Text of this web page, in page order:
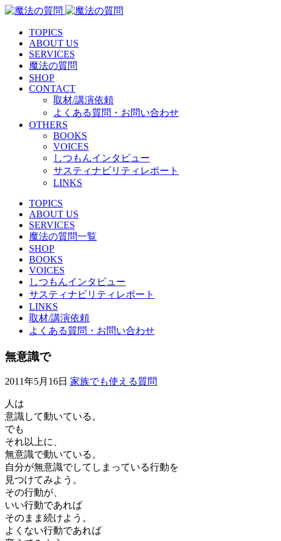
TOPICS
ABOUT US
SERVICES
魔法の質問
SHOP
CONTACT
取材/講演依頼
よくある質問・お問い合わせ
OTHERS
BOOKS
VOICES
しつもんインタビュー
サスティナビリティレポート
LINKS
TOPICS
ABOUT US
SERVICES
魔法の質問一覧
SHOP
BOOKS
VOICES
しつもんインタビュー
サスティナビリティレポート
LINKS
取材/講演依頼
よくある質問・お問い合わせ
無意識で
2011年5月16日 家族でも使える質問
人は
意識して動いている。
でも
それ以上に、
無意識で動いている。
自分が無意識でしてしまっている行動を
見つけてみよう。
その行動が、
いい行動であれば
そのまま続けよう。
よくない行動であれば